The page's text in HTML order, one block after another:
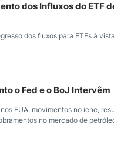
dos Influxos do ETF
dos fluxos para ETFs à
o Fed e o BoJ Intervêm
EUA, movimentos no iene,
no mercado de